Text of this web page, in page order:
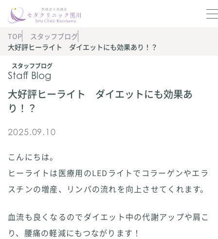
スタッフブログ
Staff Blog
TOP
スタッフブログ
大好評ヒーライト ダイエットにも効果あり！？
大好評ヒーライト ダイエットにも効果あ
り！？
2025.09.10
こんにちは。
ヒーライトは医療用のLEDライトでコラーゲンやエラ
スチンの増産、リンパの流れを向上させてくれます。
血流も良くなるのでダイエット中の代謝アップや肩こ
り、腰痛の軽減にもつながります！